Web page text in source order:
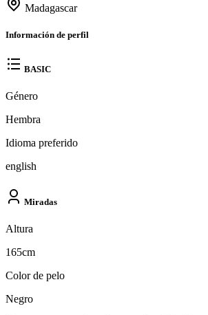
Madagascar
Información de perfil
BASIC
Género
Hembra
Idioma preferido
english
Miradas
Altura
165cm
Color de pelo
Negro